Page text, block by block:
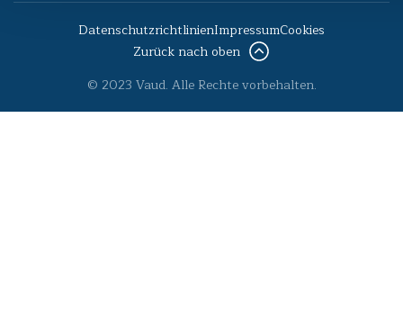
© 2023 Vaud. Alle Rechte vorbehalten.
DatenschutzrichtlinienImpressumCookies
Zurück nach oben